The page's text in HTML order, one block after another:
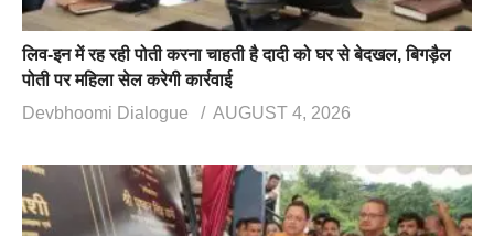
लिव-इन में रह रही पोती करना चाहती है दादी को घर से बेदखल, बिगड़ैल
पोती पर महिला सेल करेगी कार्रवाई
Devbhoomi Dialogue
AUGUST 4, 2026